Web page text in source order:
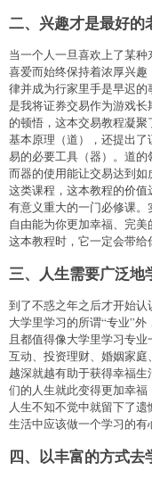
二、兴趣才是最好的
当一个人一旦喜欢上了某
喜爱而始终保持着浓厚兴
律并成为行家里手是早迟的
是我将证券交易作为游戏
的顿悟，这本交易教程凝
基本原理（道），还提出
易的必要工具（器）。道的
而器的使用能让交易达到
这类课程，这本教程的价
有意义重大的一门必修课
自由能为你更加幸福、完
这本教程时，它一定会带给
三、人生需要广泛地
到了不惑之年之后才开始
大学里学习的所谓“专业”
且都值得像大学里学习专
互动、投资理财、婚姻家
越深就越有助于获得幸福
们的人生就此变得更加幸
人生不知不觉中就留下了
生活中应该做一个学习的有
四、以丰富的方式去